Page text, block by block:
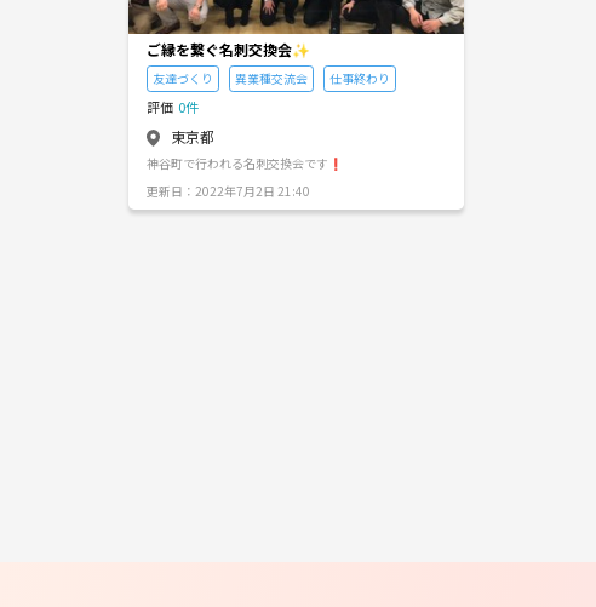
ご縁を繋ぐ名刺交換会✨
友達づくり 異業種交流会 仕事終わり
評価 0件
東京都
神谷町で行われる名刺交換会です❗
更新日：2022年7月2日 21:40